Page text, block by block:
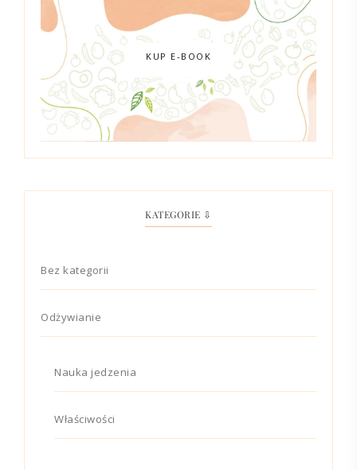
KUP E-BOOK
KATEGORIE ⇩
Bez kategorii
Odżywianie
Nauka jedzenia
Właściwości